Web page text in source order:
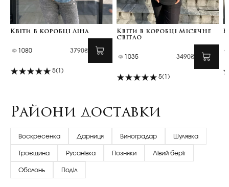
Квіти в коробці Ліна
1080 3790₴
5(1)
Квіти в коробці Місячне
світло
1035 3490₴
5(1)
Райони доставки
Воскресенка Дарниця Виноградар Шулявка
Троєщина Русанівка Позняки Лівий беріг
Оболонь Поділ